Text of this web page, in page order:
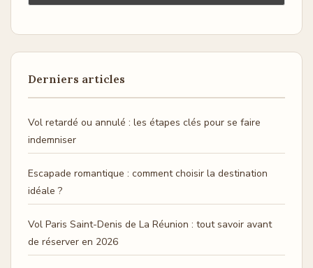
Derniers articles
Vol retardé ou annulé : les étapes clés pour se faire
indemniser
Escapade romantique : comment choisir la destination
idéale ?
Vol Paris Saint-Denis de La Réunion : tout savoir avant
de réserver en 2026